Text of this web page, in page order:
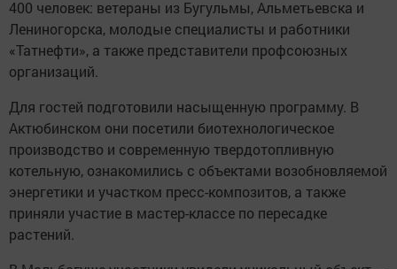
400 человек: ветераны из Бугульмы, Альметьевска и
Лениногорска, молодые специалисты и работники
«Татнефти», а также представители профсоюзных
организаций.
Для гостей подготовили насыщенную программу. В
Актюбинском они посетили биотехнологическое
производство и современную твердотопливную
котельную, ознакомились с объектами возобновляемой
энергетики и участком пресс-композитов, а также
приняли участие в мастер-классе по пересадке
растений.